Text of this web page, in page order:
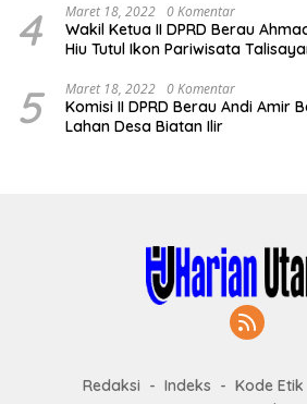
4 Maret 18, 2022 0 Komentar
Wakil Ketua II DPRD Berau
Hiu Tutul Ikon Pariwisata
5 Maret 18, 2022 0 Komentar
Komisi II DPRD Berau Andi Amir
Lahan Desa Biatan Ilir
Redaksi Indeks Kode Etik